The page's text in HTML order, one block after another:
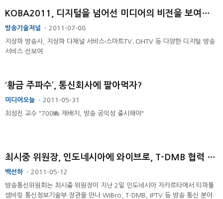
KOBA2011, 디지털을 넘어선 미디어의 비전을 보여주다
방송기술저널 - 2011-07-08
지상파 방송사, 지상파 다채널 서비스‧스마트TV․OHTV 등 다양한 디지털 방송
서비스 선보여
‘황금 주파수’, 통신회사에 팔아먹자?
미디어오늘 - 2011-05-31
최성진 교수 "700㎒ 재배치, 방송 공익성 중시해야"
최시중 위원장, 인도네시아에 와이브로, T-DMB 협력 제안
백선하 - 2011-05-12
방송통신위원회는 최시중 위원장이 지난 2일 인도네시아 자카르타에서 티파툴
셈비링 통신정보기술부 장관을 만나 WiBro, T-DMB, IPTV 등 방송 통신 분야